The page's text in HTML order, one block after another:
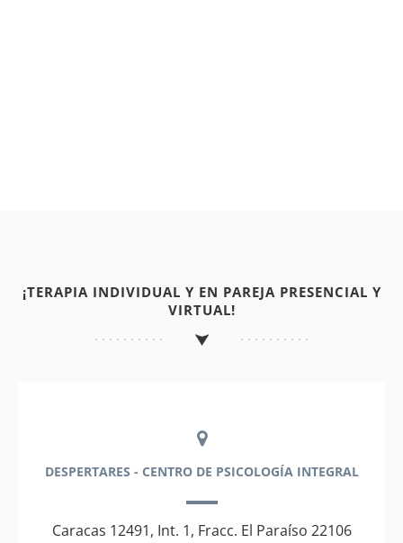
¡TERAPIA INDIVIDUAL Y EN PAREJA PRESENCIAL Y
VIRTUAL!
DESPERTARES - CENTRO DE PSICOLOGÍA INTEGRAL
Caracas 12491, Int. 1, Fracc. El Paraíso 22106